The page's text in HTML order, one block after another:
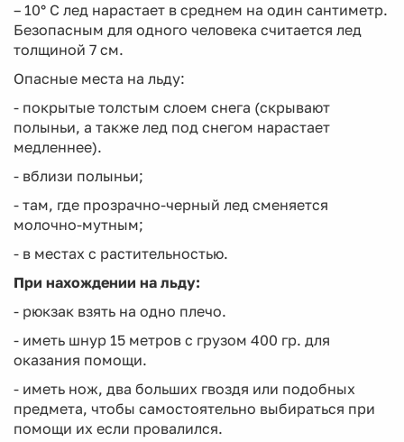
– 10° С лед нарастает в среднем на один сантиметр.
Безопасным для одного человека считается лед
толщиной 7 см.
Опасные места на льду:
- покрытые толстым слоем снега (скрывают
полыньи, а также лед под снегом нарастает
медленнее).
- вблизи полыньи;
- там, где прозрачно-черный лед сменяется
молочно-мутным;
- в местах с растительностью.
При нахождении на льду:
- рюкзак взять на одно плечо.
- иметь шнур 15 метров с грузом 400 гр. для
оказания помощи.
- иметь нож, два больших гвоздя или подобных
предмета, чтобы самостоятельно выбираться при
помощи их если провалился.